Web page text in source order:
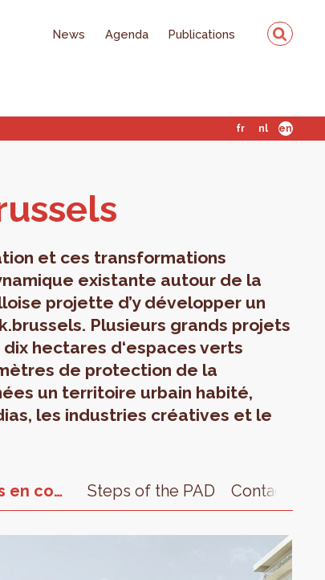
News Agenda Publications
fr nl en
et ces transformations
existante autour de la
projette d’y développer un
Plusieurs grands projets
hectares d‘espaces verts
de protection de la
un territoire urbain habité,
les industries créatives et le
Études et projets en cours Steps of the PAD Contact